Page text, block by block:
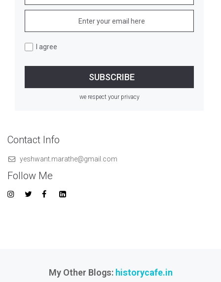
I agree
we respect your privacy
Contact Info
yeshwant.marathe@gmail.com
Follow Me
My Other Blogs: historycafe.in